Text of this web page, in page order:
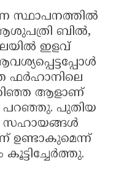
സ്ഥാപനത്തിൽ
ബിൽ,
ഇളവ്
ആളാണ്
പറഞ്ഞു. പുതിയ
സഹായങ്ങൾ
ഉണ്ടാകുമെന്ന്